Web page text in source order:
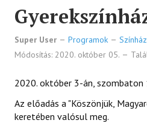
Super User Programok
Színház
Módosítás: 2020. október 05.
2020. október 3-án, szombaton
Az előadás a "Köszönjük,
keretében valósul meg.